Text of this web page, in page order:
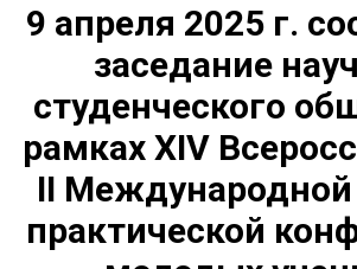
9 апреля 2025 г.
заседание
студенческого
рамках XIV
II Международной
практической